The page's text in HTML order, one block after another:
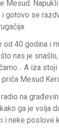
Mesud.
gotovo se
od 40 godina i
nas je
A iza stoji
Mesud
na
ga je volja
i neke poslove